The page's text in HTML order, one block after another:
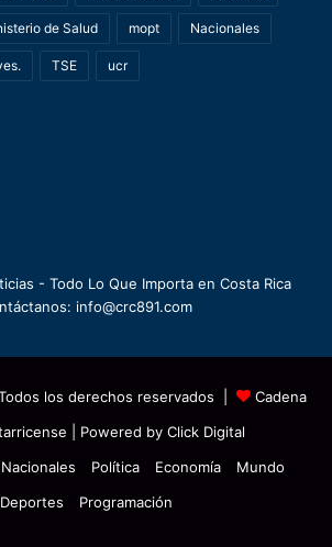
de Salud mopt Nacionales
TSE ucr
- Todo Lo Que Importa en Costa Rica
info@crc891.com
los derechos reservados |
Cadena
| Powered by Click Digital
Nacionales Política Economía
Mundo
Deportes
Programación